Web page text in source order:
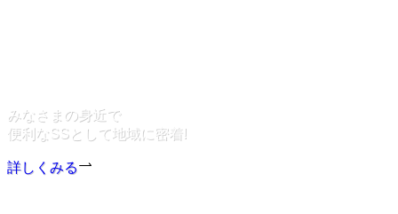
みなさまの身近で
便利なSSとして地域に密着!
詳しくみる